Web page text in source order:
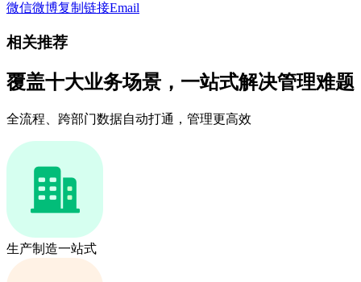
微信微博复制链接Email
相关推荐
覆盖十大业务场景，一站式解决管理难题
全流程、跨部门数据自动打通，管理更高效
生产制造一站式